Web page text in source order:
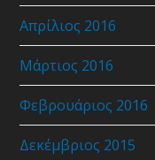
Απρίλιος 2016
Μάρτιος 2016
Φεβρουάριος 2016
Δεκέμβριος 2015